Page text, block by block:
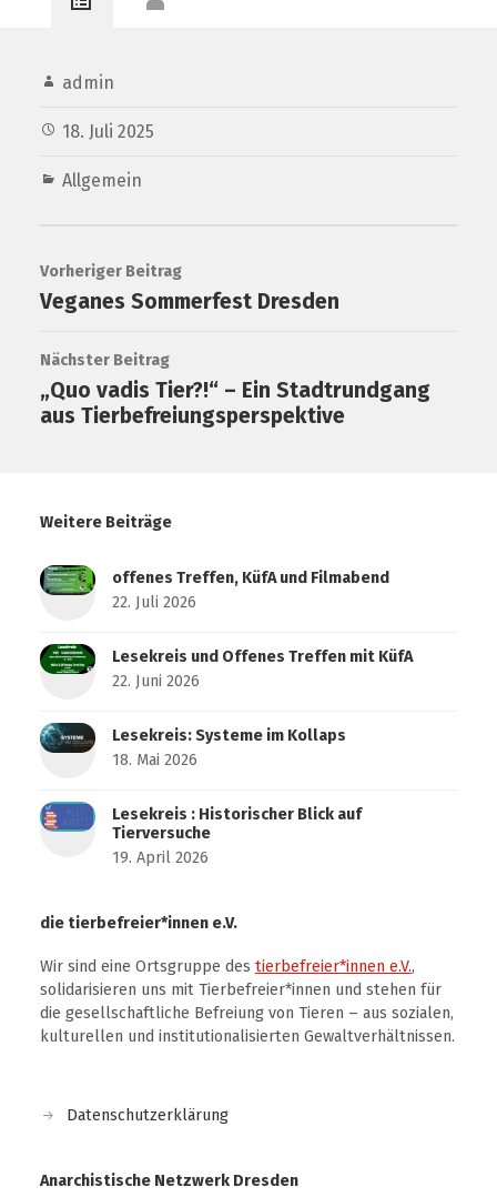
admin
18. Juli 2025
Allgemein
Vorheriger Beitrag
Veganes Sommerfest Dresden
Nächster Beitrag
„Quo vadis Tier?!“ – Ein Stadtrundgang
aus Tierbefreiungsperspektive
Weitere Beiträge
offenes Treffen, KüfA und Filmabend
22. Juli 2026
Lesekreis und Offenes Treffen mit KüfA
22. Juni 2026
Lesekreis: Systeme im Kollaps
18. Mai 2026
Lesekreis : Historischer Blick auf
Tierversuche
19. April 2026
die tierbefreier*innen e.V.
Wir sind eine Ortsgruppe des tierbefreier*innen e.V.,
solidarisieren uns mit Tierbefreier*innen und stehen für
die gesellschaftliche Befreiung von Tieren – aus sozialen,
kulturellen und institutionalisierten Gewaltverhältnissen.
Datenschutzerklärung
Anarchistische Netzwerk Dresden